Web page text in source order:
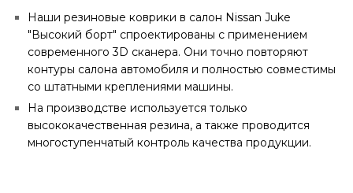
Наши резиновые коврики в салон Nissan Juke
"Высокий борт" спроектированы с применением
современного 3D сканера. Они точно повторяют
контуры салона автомобиля и полностью совместимы
со штатными креплениями машины.
На производстве используется только
высококачественная резина, а также проводится
многоступенчатый контроль качества продукции.